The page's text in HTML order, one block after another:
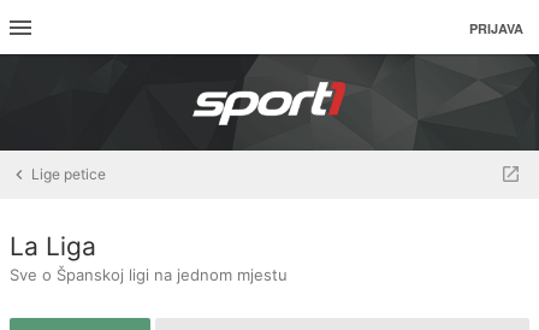
PRIJAVA
Lige petice
La Liga
Sve o Španskoj ligi na jednom mjestu